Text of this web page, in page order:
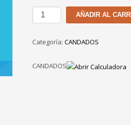
CANDADO
YALE
70
cantidad
AÑADIR AL
Categoría:CANDADOS
CANDADOS